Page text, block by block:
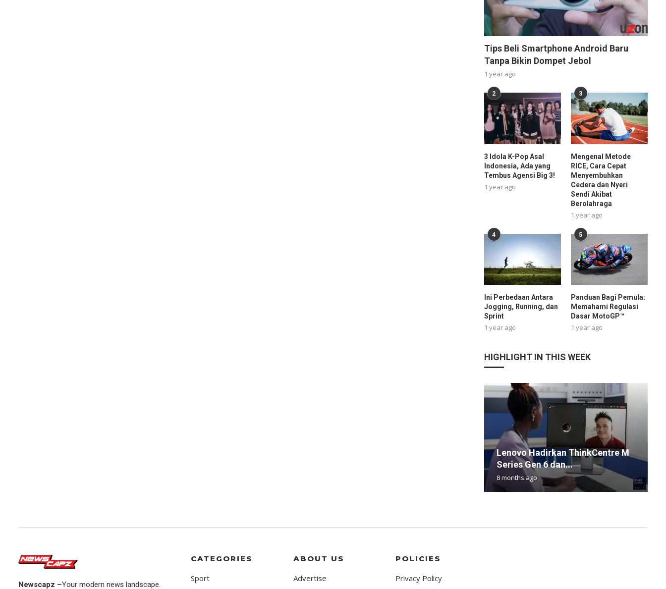
Tips Beli Smartphone Android Baru
Tanpa Bikin Dompet Jebol
1 year ago
2
3 Idola K-Pop Asal
Indonesia, Ada yang
Tembus Agensi Big 3!
1 year ago
3
Mengenal Metode
RICE, Cara Cepat
Menyembuhkan
Cedera dan Nyeri
Sendi Akibat
Berolahraga
1 year ago
4
Ini Perbedaan Antara
Jogging, Running, dan
Sprint
1 year ago
5
Panduan Bagi Pemula:
Memahami Regulasi
Dasar MotoGP™
1 year ago
HIGHLIGHT IN THIS WEEK
Lenovo Hadirkan ThinkCentre M
Series Gen 6 dan...
8 months ago
Newscapz –Your modern news landscape.
CATEGORIES
Sport
ABOUT US
Advertise
POLICIES
Privacy Policy